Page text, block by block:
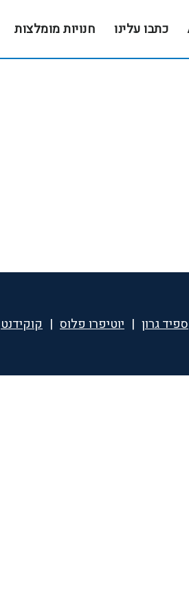
כתבו עלינו חנויות מומלצות
ספיד גרון | יוטיפרו פלוס | קוקידנט